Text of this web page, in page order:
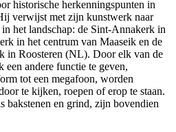
historische herkenningspunten in
verwijst met zijn kunstwerk naar
het landschap: de Sint-Annakerk in
in het centrum van Maaseik en de
in Roosteren (NL). Door elk van de
andere functie te geven,
tot een megafoon, worden
te kijken, roepen of erop te staan.
bakstenen en grind, zijn bovendien